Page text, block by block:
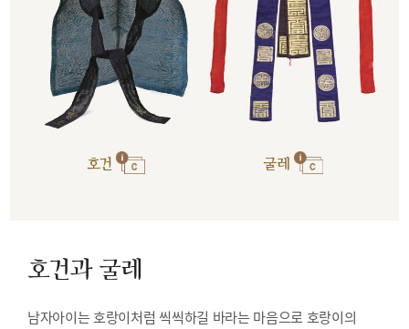
호건 굴레
호건과 굴레
남자아이는 호랑이처럼 씩씩하길 바라는 마음으로 호랑이의